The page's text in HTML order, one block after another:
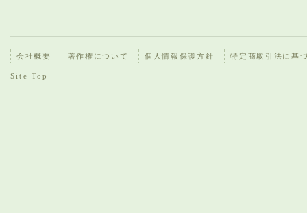
会社概要 著作権について 個人情報保護方針 特定商取引法に基
Site Top